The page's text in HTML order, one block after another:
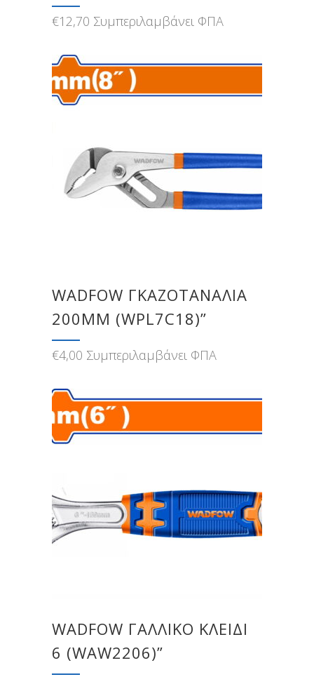
€12,70 Συμπεριλαμβάνει ΦΠΑ
WADFOW ΓΚΑΖΟΤΑΝΑΛΙΑ
200MM (WPL7C18)”
€4,00 Συμπεριλαμβάνει ΦΠΑ
WADFOW ΓΑΛΛΙΚΟ ΚΛΕΙΔΙ
6 (WAW2206)”